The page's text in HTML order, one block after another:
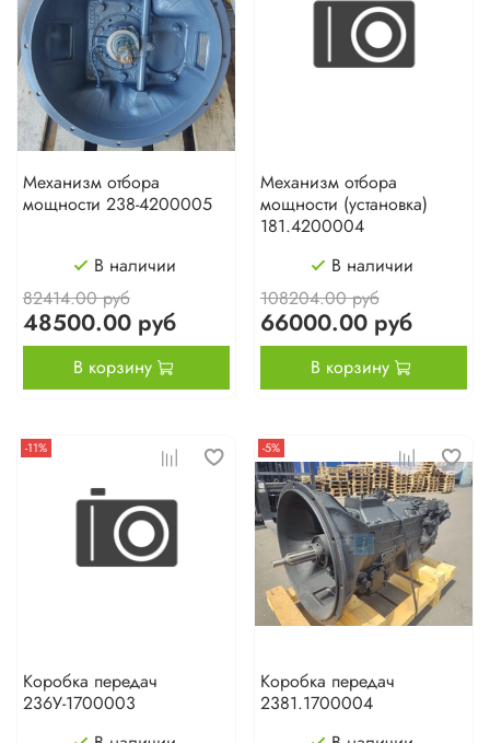
Механизм отбора
мощности 238-4200005
В наличии
82414.00 руб
48500.00 руб
В корзину
Механизм отбора
мощности (установка)
181.4200004
В наличии
108204.00 руб
66000.00 руб
В корзину
-11%
Коробка передач
236У-1700003
-5%
Коробка передач
2381.1700004